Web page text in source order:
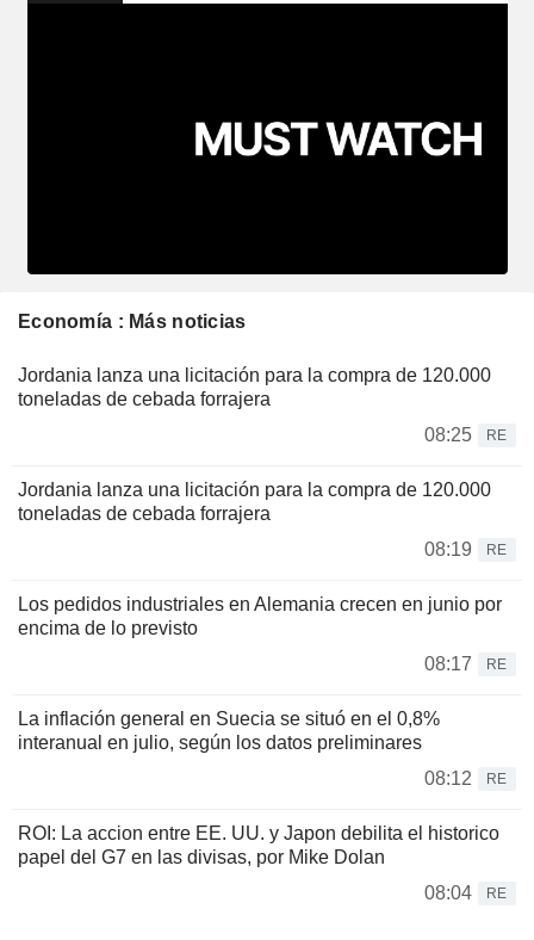
Economía : Más noticias
Jordania lanza una licitación para la compra de 120.000
toneladas de cebada forrajera
08:25
RE
Jordania lanza una licitación para la compra de 120.000
toneladas de cebada forrajera
08:19
RE
Los pedidos industriales en Alemania crecen en junio por
encima de lo previsto
08:17
RE
La inflación general en Suecia se situó en el 0,8%
interanual en julio, según los datos preliminares
08:12
RE
ROI: La accion entre EE. UU. y Japon debilita el historico
papel del G7 en las divisas, por Mike Dolan
08:04
RE